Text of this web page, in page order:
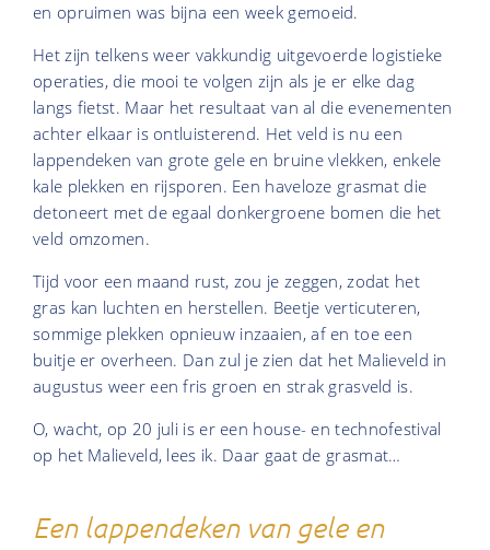
en opruimen was bijna een week gemoeid.
Het zijn telkens weer vakkundig uitgevoerde logistieke
operaties, die mooi te volgen zijn als je er elke dag
langs fietst. Maar het resultaat van al die evenementen
achter elkaar is ontluisterend. Het veld is nu een
lappendeken van grote gele en bruine vlekken, enkele
kale plekken en rijsporen. Een haveloze grasmat die
detoneert met de egaal donkergroene bomen die het
veld omzomen.
Tijd voor een maand rust, zou je zeggen, zodat het
gras kan luchten en herstellen. Beetje verticuteren,
sommige plekken opnieuw inzaaien, af en toe een
buitje er overheen. Dan zul je zien dat het Malieveld in
augustus weer een fris groen en strak grasveld is.
O, wacht, op 20 juli is er een house- en technofestival
op het Malieveld, lees ik. Daar gaat de grasmat…
Een lappendeken van gele en